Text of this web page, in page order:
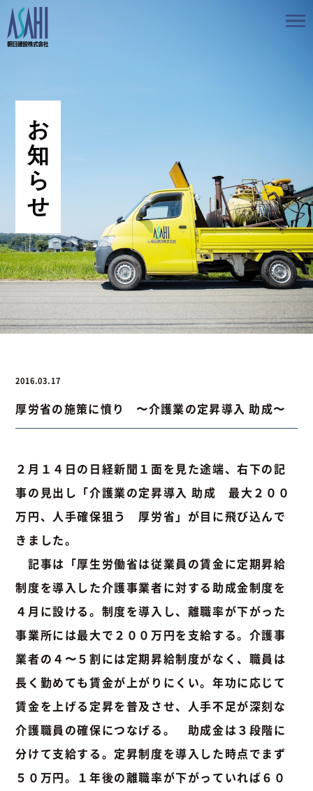
事業案内
会社情報
採用情報
お知らせ
BLOG
お問い合わせ
お問い合わせ 076-441-3201 Instagram
2016.03.17
厚労省の施策に憤り 〜介護業の定昇導入 助成〜
２月１４日の日経新聞１面を見た途端、右下の記
事の見出し「介護業の定昇導入 助成 最大２００
万円、人手確保狙う 厚労省」が目に飛び込んで
きました。
記事は「厚生労働省は従業員の賃金に定期昇給
制度を導入した介護事業者に対する助成金制度を
４月に設ける。制度を導入し、離職率が下がった
事業所には最大で２００万円を支給する。介護事
業者の４〜５割には定期昇給制度がなく、職員は
長く勤めても賃金が上がりにくい。年功に応じて
賃金を上げる定昇を普及させ、人手不足が深刻な
介護職員の確保につなげる。 助成金は３段階に
分けて支給する。定昇制度を導入した時点でまず
５０万円。１年後の離職率が下がっていれば６０